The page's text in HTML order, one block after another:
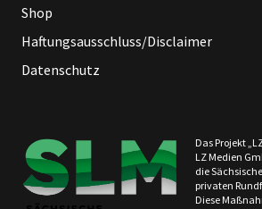
Shop
Haftungsausschluss/Disclaimer
Datenschutz
Das Projekt
LZ Medien
die
privaten
Diese